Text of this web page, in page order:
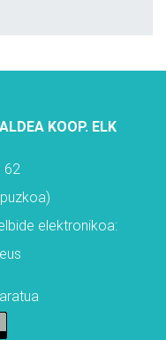
KOOP. ELK
62
elektronikoa: